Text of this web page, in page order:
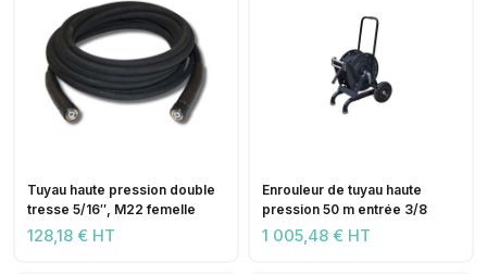
Tuyau haute pression double
tresse 5/16″, M22 femelle
128,18 € HT
Enrouleur de tuyau haute
pression 50 m entrée 3/8
1 005,48 € HT